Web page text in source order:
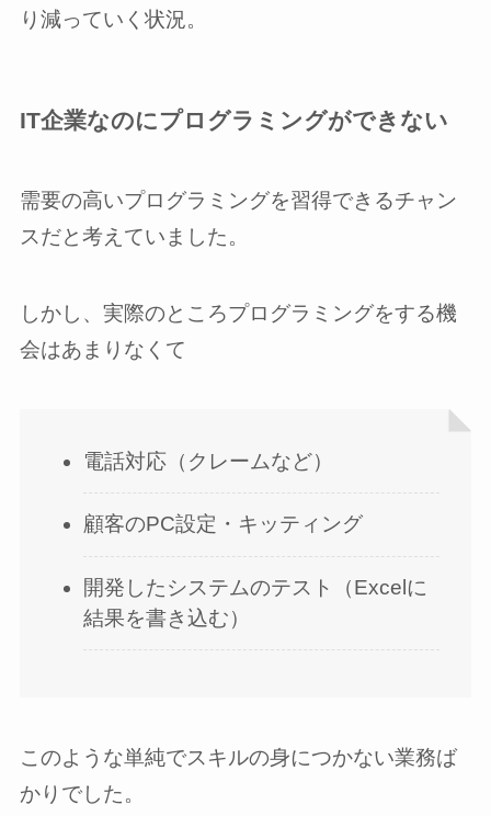
り減っていく状況。
IT企業なのにプログラミングができない
需要の高いプログラミングを習得できるチャン
スだと考えていました。
しかし、実際のところプログラミングをする機
会はあまりなくて
電話対応（クレームなど）
顧客のPC設定・キッティング
開発したシステムのテスト（Excelに
結果を書き込む）
このような単純でスキルの身につかない業務ば
かりでした。